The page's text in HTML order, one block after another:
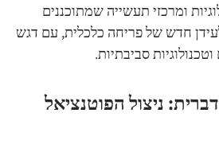
ומרכזי תעשייה שמתוכננים
חדש של פריחה כלכלית, עם דגש
סביבתיות.
ניצול הפוטנציאל